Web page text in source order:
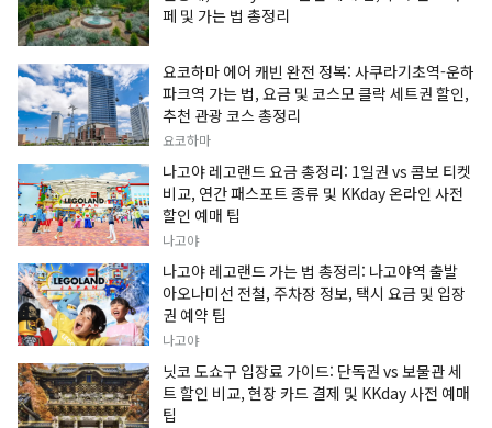
페 및 가는 법 총정리
요코하마 에어 캐빈 완전 정복: 사쿠라기초역-운하
파크역 가는 법, 요금 및 코스모 클락 세트권 할인,
추천 관광 코스 총정리
요코하마
나고야 레고랜드 요금 총정리: 1일권 vs 콤보 티켓
비교, 연간 패스포트 종류 및 KKday 온라인 사전
할인 예매 팁
나고야
나고야 레고랜드 가는 법 총정리: 나고야역 출발
아오나미선 전철, 주차장 정보, 택시 요금 및 입장
권 예약 팁
나고야
닛코 도쇼구 입장료 가이드: 단독권 vs 보물관 세
트 할인 비교, 현장 카드 결제 및 KKday 사전 예매
팁